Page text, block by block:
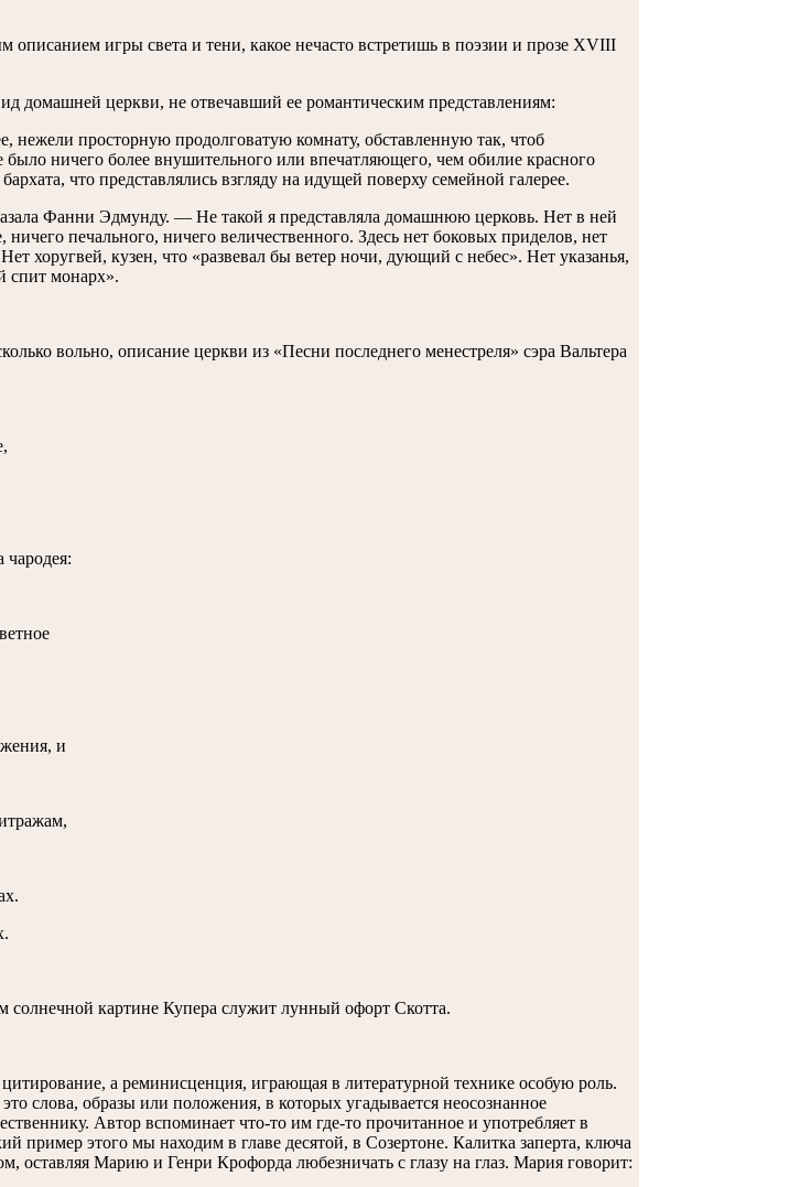
описанием игры света и тени, какое нечасто встретишь в поэзии и прозе XVIII
домашней церкви, не отвечавший ее романтическим представлениям:
нежели просторную продолговатую комнату, обставленную так, чтоб
было ничего более внушительного или впечатляющего, чем обилие красного
что представлялись взгляду на идущей поверху семейной галерее.
Фанни Эдмунду. — Не такой я представляла домашнюю церковь. Нет в ней
печального, ничего величественного. Здесь нет боковых приделов, нет
хоругвей, кузен, что «развевал бы ветер ночи, дующий с небес». Нет указанья,
спит монарх».
вольно, описание церкви из «Песни последнего менестреля» сэра Вальтера
чародея:
и
солнечной картине Купера служит лунный офорт Скотта.
а реминисценция, играющая в литературной технике особую роль.
слова, образы или положения, в которых угадывается неосознанное
Автор вспоминает что-то им где-то прочитанное и употребляет в
пример этого мы находим в главе десятой, в Созертоне. Калитка заперта, ключа
оставляя Марию и Генри Крофорда любезничать с глазу на глаз. Мария говорит: